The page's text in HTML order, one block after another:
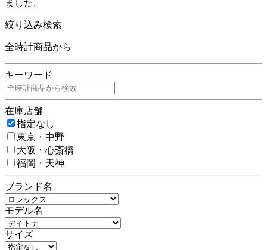
ました。
絞り込み検索
全時計商品から
キーワード
在庫店舗
指定なし
東京・中野
大阪・心斎橋
福岡・天神
ブランド名
モデル名
サイズ